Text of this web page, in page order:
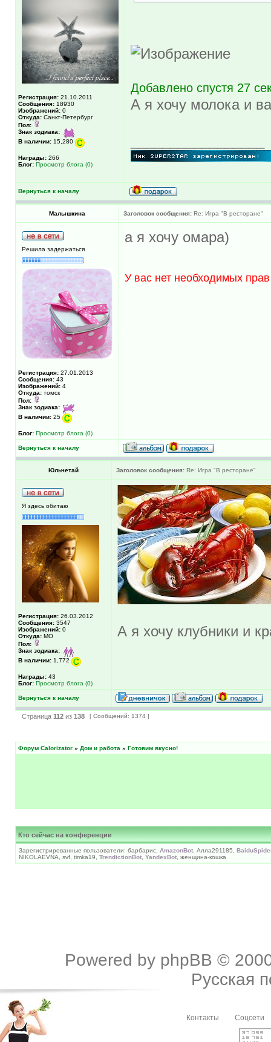
Регистрация: 21.10.2011
Сообщения: 18930
Изображений: 0
Откуда: Санкт-Петербург
Пол:
Знак зодиака:
В наличии: 15,280
Награды: 266
Блог: Просмотр блога (0)
Добавлено спустя 27
А я хочу молока и
Вернуться к началу
Малышкина Заголовок сообщения: Re: Игра "В ресторане"
Решила задержаться
Регистрация: 27.01.2013
Сообщения: 43
Изображений: 4
Откуда: томск
Пол:
Знак зодиака:
В наличии: 25
Блог: Просмотр блога (0)
а я хочу омара)
У вас нет необходимых
Вернуться к началу
Юльчетай Заголовок сообщения: Re: Игра "В ресторане"
Я здесь обитаю
Регистрация: 26.03.2012
Сообщения: 3547
Изображений: 0
Откуда: МО
Пол:
Знак зодиака:
В наличии: 1,772
Награды: 43
Блог: Просмотр блога (0)
А я хочу клубники и
Вернуться к началу
Страница 112 из 138 [ Сообщений: 1374 ]
Форум Calorizator » Дом и работа » Готовим вкусно!
Кто сейчас на конференции
Зарегистрированные пользователи: барбарис, AmazonBot , Алла291185,
NIKOLAEVNA, svf, timka19, TrendictionBot YandexBot , женщина-кошка
Powered by phpBB ©
Русская
Контакты Соцсети